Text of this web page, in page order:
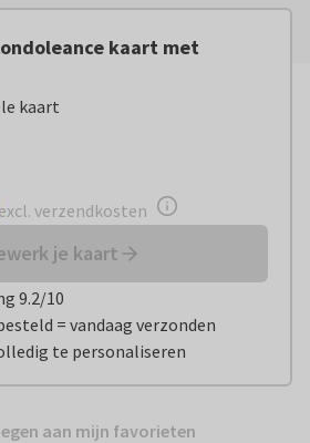
kaart met
kaart
excl. verzendkosten
je kaart
9.2/10
= vandaag verzonden
te personaliseren
aan mijn favorieten